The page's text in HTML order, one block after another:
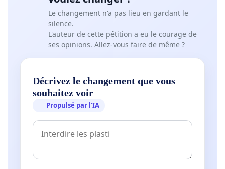
Le changement n'a pas lieu en gardant le
silence.
L'auteur de cette pétition a eu le courage de
ses opinions. Allez-vous faire de même ?
Décrivez le changement que vous
souhaitez voir
Propulsé par l’IA